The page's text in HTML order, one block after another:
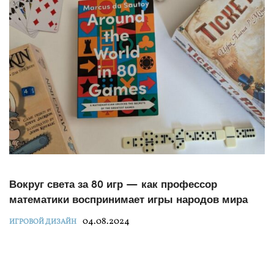
Вокруг света за 80 игр — как профессор
математики воспринимает игры народов мира
ИГРОВОЙ ДИЗАЙН 04.08.2024